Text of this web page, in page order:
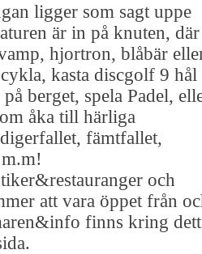
ligger som sagt uppe
är in på knuten, där
hjortron, blåbär
kasta discgolf 9 hål
berget, spela Padel,
åka till härliga
fämtfallet,
och
att vara öppet från
finns kring